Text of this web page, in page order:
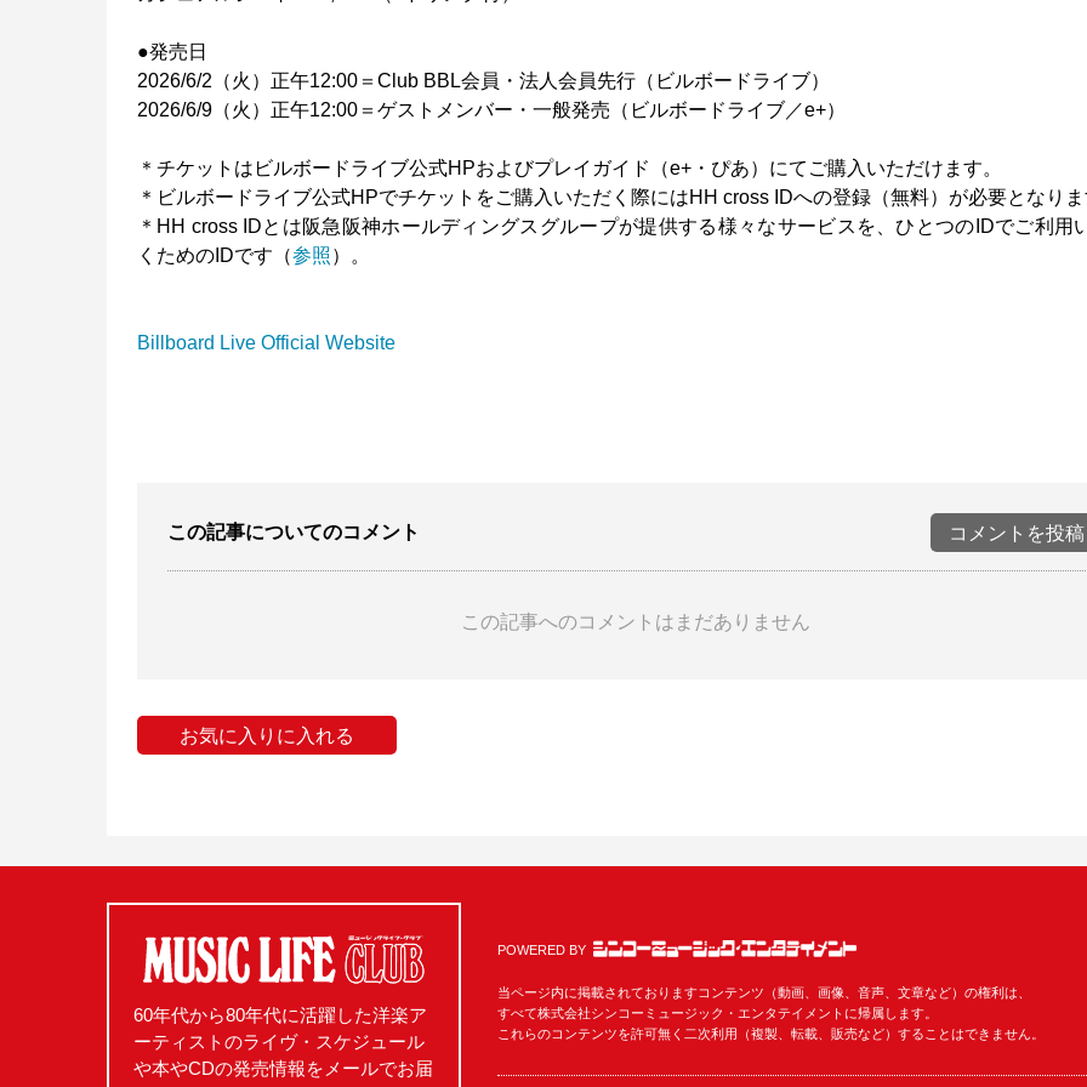
●発売日
2026/6/2（火）正午12:00＝Club BBL会員・法人会員先行（ビルボードライブ）
2026/6/9（火）正午12:00＝ゲストメンバー・一般発売（ビルボードライブ／e+）
＊チケットはビルボードライブ公式HPおよびプレイガイド（e+・ぴあ）にてご購入いただけます。
＊ビルボードライブ公式HPでチケットをご購入いただく際にはHH cross IDへの登録（無料）が必要となりま
＊HH cross IDとは阪急阪神ホールディングスグループが提供する様々なサービスを、ひとつのIDでご利用
くためのIDです（参照）。
Billboard Live Official Website
この記事についてのコメント コメントを投稿
この記事へのコメントはまだありません
お気に入りに入れる
60年代から80年代に活躍した洋楽ア
ーティストのライヴ・スケジュール
や本やCDの発売情報をメールでお届
POWERED BY
当ページ内に掲載されておりますコンテンツ（動画、画像、音声、文章など）の権利は、
すべて株式会社シンコーミュージック・エンタテイメントに帰属します。
これらのコンテンツを許可無く二次利用（複製、転載、販売など）することはできません。